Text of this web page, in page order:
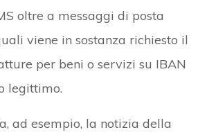
oltre a messaggi di posta
viene in sostanza richiesto il
per beni o servizi su IBAN
legittimo.
ad esempio, la notizia della